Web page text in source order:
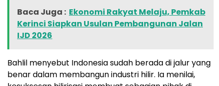
Baca Juga : Ekonomi Rakyat Melaju, Pemkab
Kerinci Siapkan Usulan Pembangunan Jalan
IJD 2026
Bahlil menyebut Indonesia sudah berada di jalur yang
benar dalam membangun industri hilir. Ia menilai,